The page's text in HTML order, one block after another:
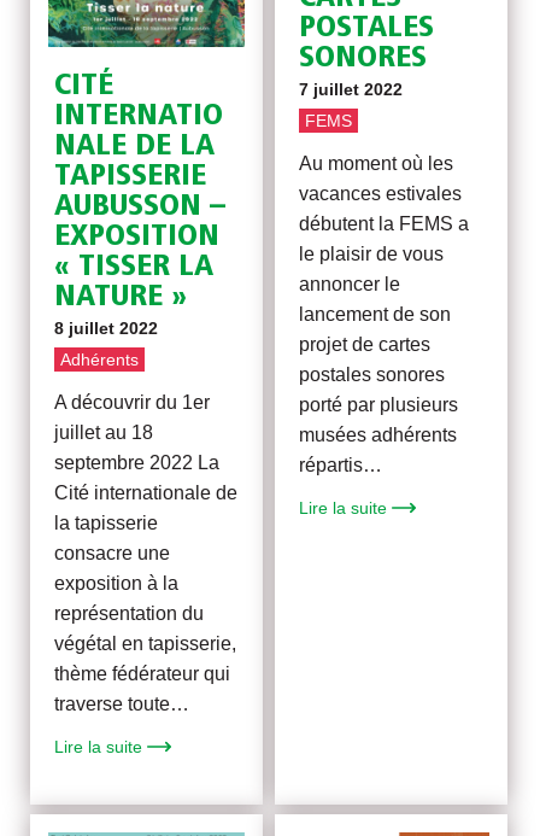
CITÉ
INTERNATIO
NALE DE LA
TAPISSERIE
AUBUSSON –
EXPOSITION
« TISSER LA
NATURE »
8 juillet 2022
Adhérents
A découvrir du 1er
juillet au 18
septembre 2022 La
Cité internationale de
la tapisserie
consacre une
exposition à la
représentation du
végétal en tapisserie,
thème fédérateur qui
traverse toute…
Lire la suite
POSTALES
SONORES
7 juillet 2022
FEMS
Au moment où les
vacances estivales
débutent la FEMS a
le plaisir de vous
annoncer le
lancement de son
projet de cartes
postales sonores
porté par plusieurs
musées adhérents
répartis…
Lire la suite